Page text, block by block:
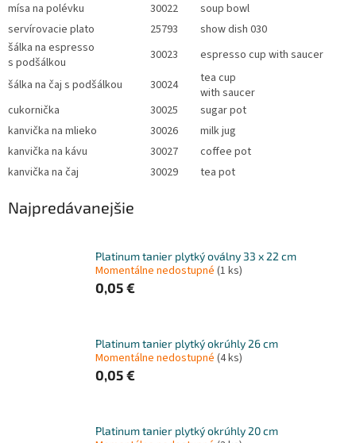
mísa na polévku
30022
soup bowl
servírovacie plato
25793
show dish 030
šálka na espresso
s podšálkou
30023
espresso cup with saucer
šálka na čaj s podšálkou
30024
tea cup
with saucer
cukornička
30025
sugar pot
kanvička na mlieko
30026
milk jug
kanvička na kávu
30027
coffee pot
kanvička na čaj
30029 tea pot
Najpredávanejšie
Platinum tanier plytký oválny 33 x 22 cm
Momentálne nedostupné (1 ks)
0,05 €
Platinum tanier plytký okrúhly 26 cm
Momentálne nedostupné (4 ks)
0,05 €
Platinum tanier plytký okrúhly 20 cm